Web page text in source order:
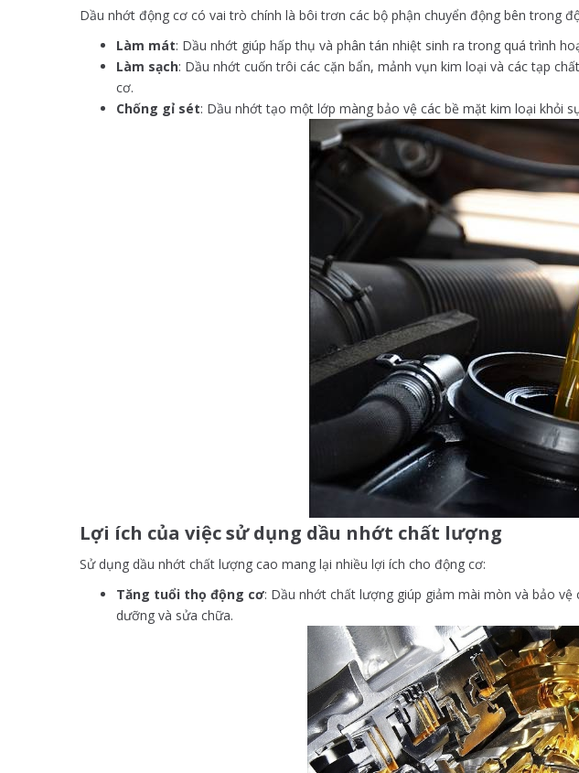
Dầu nhớt động cơ có vai trò chính là bôi trơn các bộ phận chuyển động bên trong
Làm mát: Dầu nhớt giúp hấp thụ và phân tán nhiệt sinh ra trong quá trình
Làm sạch: Dầu nhớt cuốn trôi các cặn bẩn, mảnh vụn kim loại và các tạp
cơ.
Chống gỉ sét: Dầu nhớt tạo một lớp màng bảo vệ các bề mặt kim loại khỏi
Lợi ích của việc sử dụng dầu nhớt chất lượng
Sử dụng dầu nhớt chất lượng cao mang lại nhiều lợi ích cho động cơ:
Tăng tuổi thọ động cơ: Dầu nhớt chất lượng giúp giảm mài mòn và bảo
dưỡng và sửa chữa.